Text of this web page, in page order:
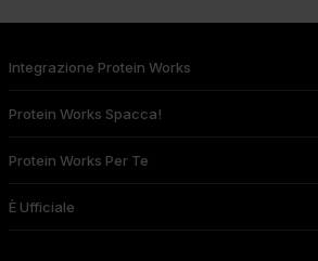
Integrazione Protein Works
Protein Works Spacca!
Protein Works Per Te
È Ufficiale